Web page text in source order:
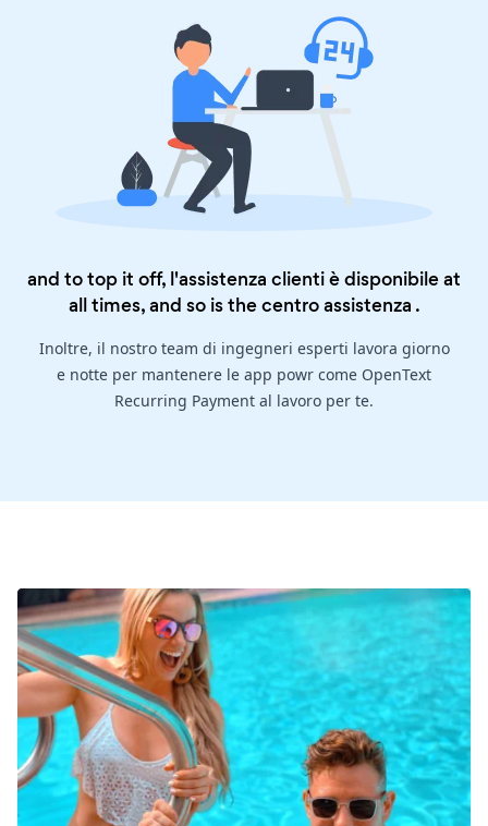
and to top it off, l'assistenza clienti è disponibile at
all times, and so is thecentro assistenza .
Inoltre, il nostro team di ingegneri esperti lavora giorno
e notte per mantenere le app powr come OpenText
Recurring Payment al lavoro per te.